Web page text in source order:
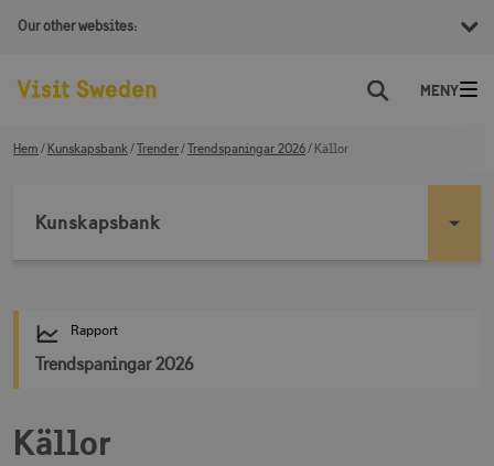
Our other websites:
Sök
Hem Kunskapsbank Trender Trendspaningar 2026 Källor
Kunskapsbank
Rapport
Trendspaningar 2026
Källor